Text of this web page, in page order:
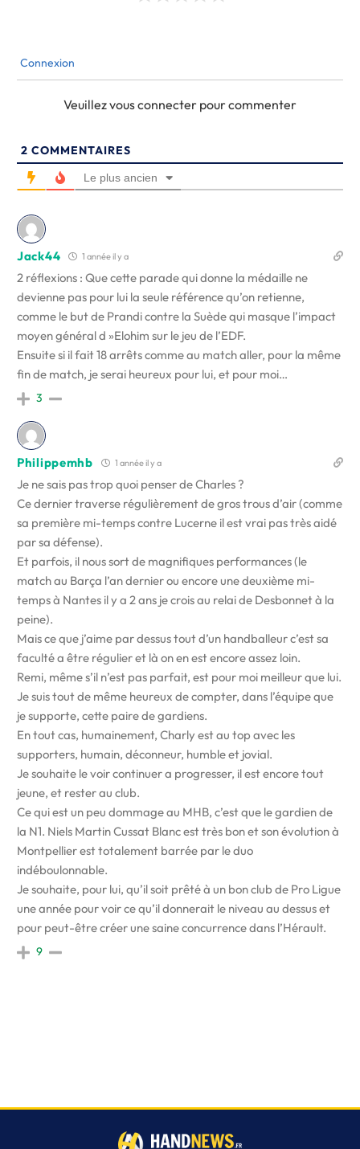
Connexion
Veuillez vous connecter pour commenter
2 COMMENTAIRES
Le plus ancien
Jack44 1 année il y a
2 réflexions : Que cette parade qui donne la médaille ne
devienne pas pour lui la seule référence qu’on retienne,
comme le but de Prandi contre la Suède qui masque l’impact
moyen général d »Elohim sur le jeu de l’EDF.
Ensuite si il fait 18 arrêts comme au match aller, pour la même
fin de match, je serai heureux pour lui, et pour moi…
3
Philippemhb 1 année il y a
Je ne sais pas trop quoi penser de Charles ?
Ce dernier traverse régulièrement de gros trous d’air (comme
sa première mi-temps contre Lucerne il est vrai pas très aidé
par sa défense).
Et parfois, il nous sort de magnifiques performances (le
match au Barça l’an dernier ou encore une deuxième mi-
temps à Nantes il y a 2 ans je crois au relai de Desbonnet à la
peine).
Mais ce que j’aime par dessus tout d’un handballeur c’est sa
faculté a être régulier et là on en est encore assez loin.
Remi, même s’il n’est pas parfait, est pour moi meilleur que lui.
Je suis tout de même heureux de compter, dans l’équipe que
je supporte, cette paire de gardiens.
En tout cas, humainement, Charly est au top avec les
supporters, humain, déconneur, humble et jovial.
Je souhaite le voir continuer a progresser, il est encore tout
jeune, et rester au club.
Ce qui est un peu dommage au MHB, c’est que le gardien de
la N1. Niels Martin Cussat Blanc est très bon et son évolution à
Montpellier est totalement barrée par le duo
indéboulonnable.
Je souhaite, pour lui, qu’il soit prêté à un bon club de Pro Ligue
une année pour voir ce qu’il donnerait le niveau au dessus et
pour peut-être créer une saine concurrence dans l’Hérault.
9